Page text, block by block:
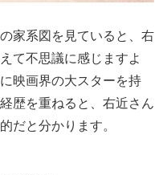
家系図を見ていると、右
て不思議に感じますよ
映画界の大スターを持
歴を重ねると、右近さん
だと分かります。